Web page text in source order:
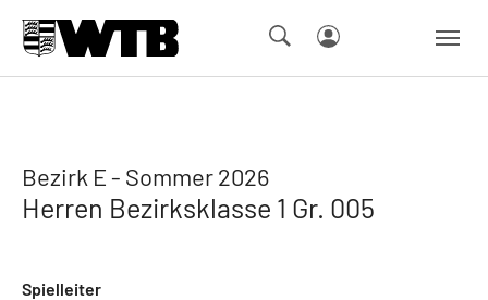
Bezirk E - Sommer 2026
Herren Bezirksklasse 1 Gr. 005
Spielleiter